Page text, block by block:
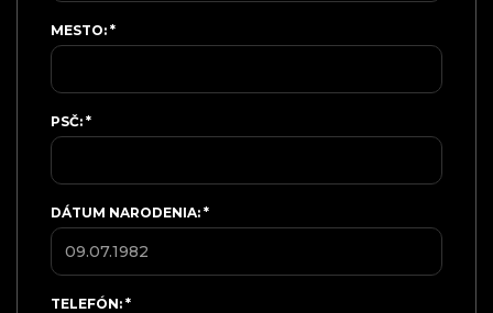
MESTO: *
PSČ: *
DÁTUM NARODENIA: *
TELEFÓN: *